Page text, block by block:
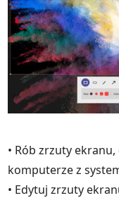
• Rób zrzuty
komputerze z
• Edytuj zrzuty